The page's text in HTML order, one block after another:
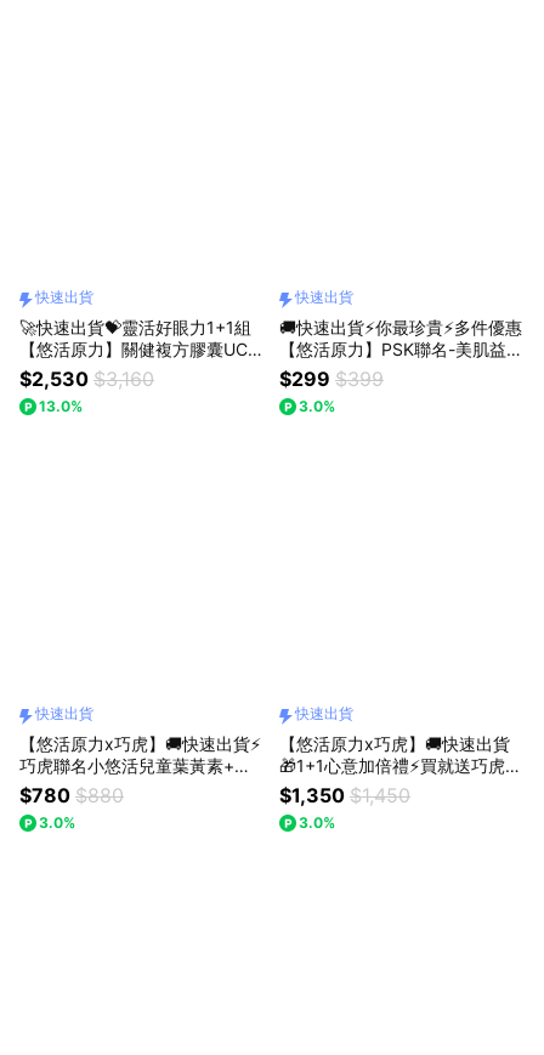
快速出貨
🚀快速出貨💝靈活好眼力1+1組
【悠活原力】關健複方膠囊UC-II
+玻尿酸(30入/盒)+葉黃素蝦紅
素複方軟膠囊(30入/盒)｜吳淡如
真情推薦｜送禮首選
$2,530 $3,160
13.0%
快速出貨
🚚快速出貨⚡你最珍貴⚡多件優惠
【悠活原力】PSK聯名-美肌益菌
補水面膜 (4片/盒)
$299 $399
3.0%
快速出貨
【悠活原力x巧虎】🚚快速出貨⚡
巧虎聯名小悠活兒童葉黃素+蝦
紅素咀嚼錠(60錠/瓶)
$780 $880
3.0%
快速出貨
【悠活原力x巧虎】🚚快速出貨
🎁1+1心意加倍禮⚡買就送巧虎兒
童水壺⚡葡萄葉黃素(60錠/盒)
+草莓雙鈣錠(60錠/盒)
$1,350 $1,450
3.0%